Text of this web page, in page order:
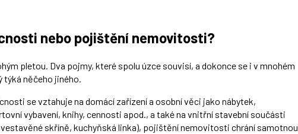
nebo pojištění nemovitosti?
pletou. Dva pojmy, které spolu úzce souvisí, a dokonce se i v mnohém
týká něčeho jiného.
se vztahuje na domácí zařízení a osobní věci jako nábytek,
vybavení, knihy, cennosti apod., a také na vnitřní stavební součásti
skříně, kuchyňská linka), pojištění nemovitosti chrání samotnou